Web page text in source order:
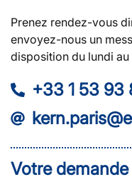
Prenez rendez-vous
envoyez-nous un
disposition du lundi
+33 1 53 93
Votre demande